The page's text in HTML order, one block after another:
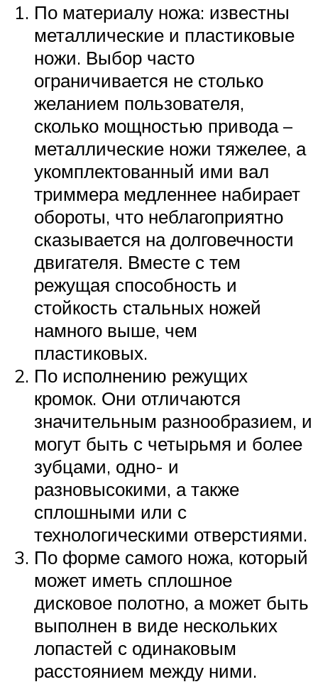
По материалу ножа: известны
металлические и пластиковые
ножи. Выбор часто
ограничивается не столько
желанием пользователя,
сколько мощностью привода –
металлические ножи тяжелее, а
укомплектованный ими вал
триммера медленнее набирает
обороты, что неблагоприятно
сказывается на долговечности
двигателя. Вместе с тем
режущая способность и
стойкость стальных ножей
намного выше, чем
пластиковых.
По исполнению режущих
кромок. Они отличаются
значительным разнообразием, и
могут быть с четырьмя и более
зубцами, одно- и
разновысокими, а также
сплошными или с
технологическими отверстиями.
По форме самого ножа, который
может иметь сплошное
дисковое полотно, а может быть
выполнен в виде нескольких
лопастей с одинаковым
расстоянием между ними.